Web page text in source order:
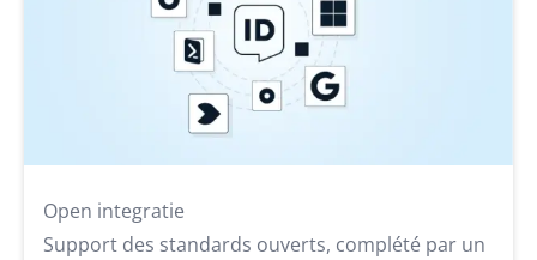
Open integratie
Support des standards ouverts, complété par un